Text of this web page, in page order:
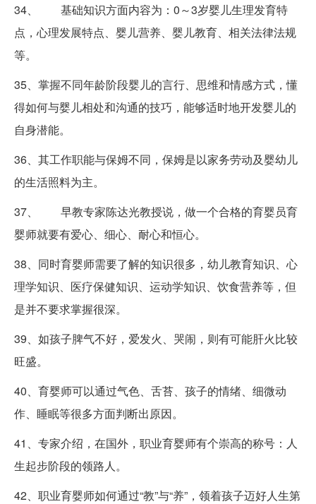
34、 基础知识方面内容为：0～3岁婴儿生理发育特
点，心理发展特点、婴儿营养、婴儿教育、相关法律法规
等。
35、掌握不同年龄阶段婴儿的言行、思维和情感方式，懂
得如何与婴儿相处和沟通的技巧，能够适时地开发婴儿的
自身潜能。
36、其工作职能与保姆不同，保姆是以家务劳动及婴幼儿
的生活照料为主。
37、 早教专家陈达光教授说，做一个合格的育婴员育
婴师就要有爱心、细心、耐心和恒心。
38、同时育婴师需要了解的知识很多，幼儿教育知识、心
理学知识、医疗保健知识、运动学知识、饮食营养等，但
是并不要求掌握很深。
39、如孩子脾气不好，爱发火、哭闹，则有可能肝火比较
旺盛。
40、育婴师可以通过气色、舌苔、孩子的情绪、细微动
作、睡眠等很多方面判断出原因。
41、专家介绍，在国外，职业育婴师有个崇高的称号：人
生起步阶段的领路人。
42、职业育婴师如何通过“教”与“养”，领着孩子迈好人生第